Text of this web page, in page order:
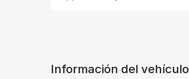
Información del vehículo